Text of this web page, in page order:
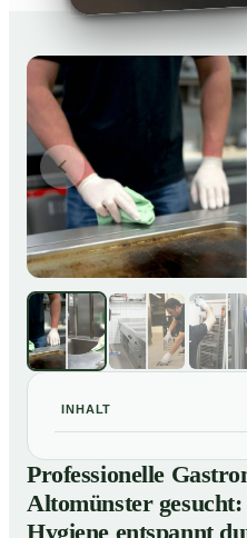
INHALT
01 Professionelle
gesucht: Mit Sauberkeit
die amtliche Kontrolle
Professionelle
Altomünster
Hygiene entspannt